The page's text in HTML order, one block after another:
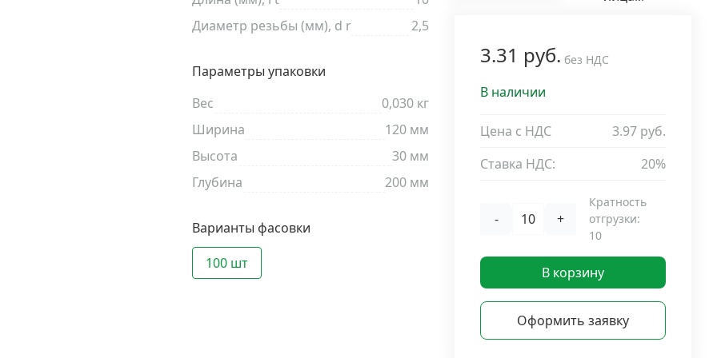
Диаметр резьбы (мм), d r
2,5
Параметры упаковки
Вес
0,030 кг
Ширина
120 мм
Высота
30 мм
Глубина
200 мм
Варианты фасовки
100 шт
3.31 руб. без НДС
В наличии
Цена с НДС
3.97 руб.
Ставка НДС:
20%
- +
Кратность
отгрузки:
10
В корзину
Оформить заявку